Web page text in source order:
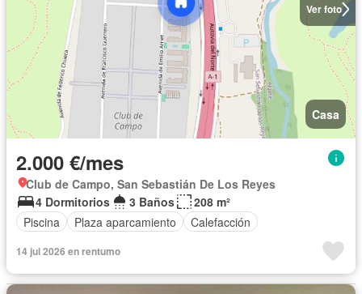
Ver foto
Casa
2.000 €/mes
Club de Campo, San Sebastián De Los Reyes
4 Dormitorios
3 Baños
208 m²
Piscina
Plaza aparcamiento Calefacción
14 jul 2026 en rentumo